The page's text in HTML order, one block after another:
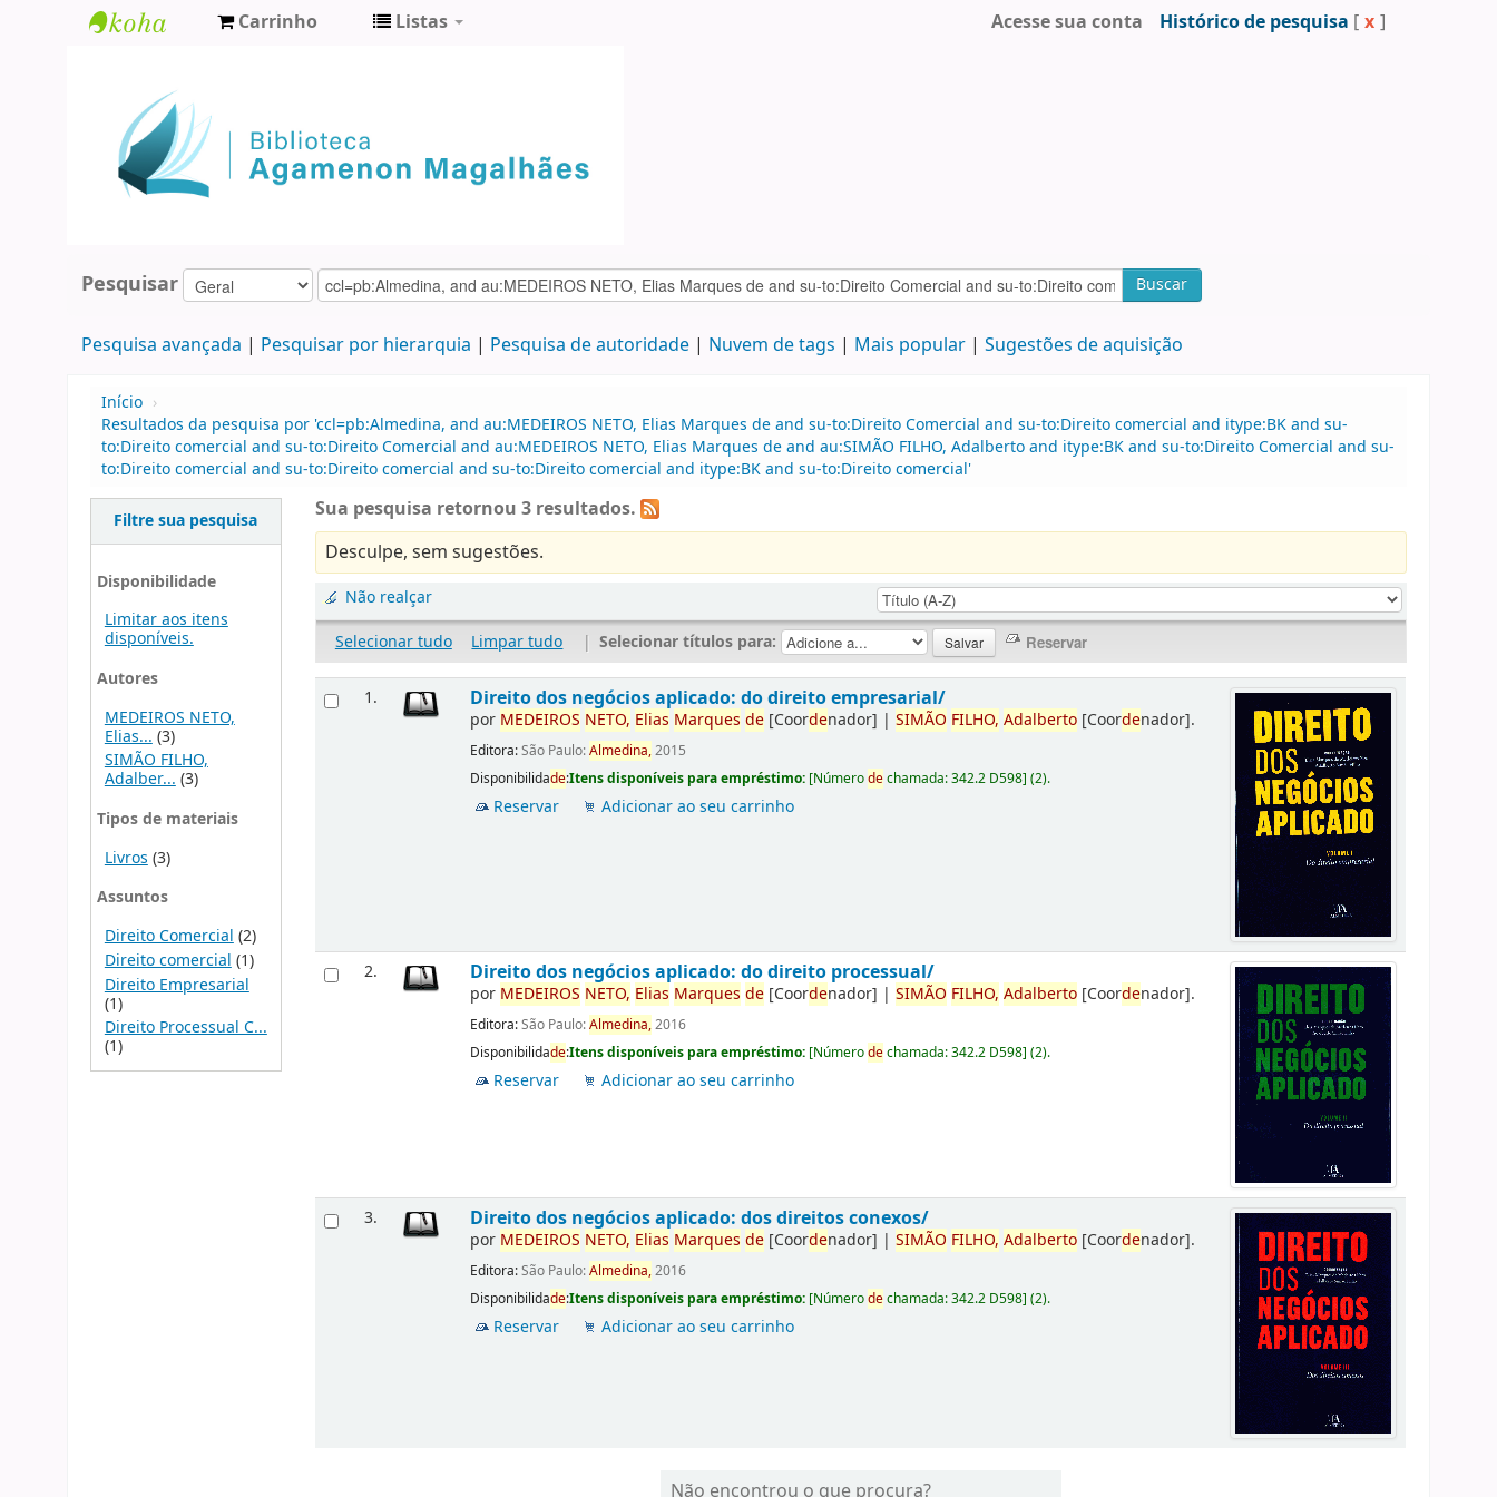
Agamenon
Magalhães
Carrinho Listas Acesse sua conta Histórico de pesquisa [ x ]
Pesquisar Buscar
Pesquisa avançada Pesquisar por hierarquia Pesquisa de autoridade Nuvem de tags Mais popular Sugestões de aquisição
Início ›
Resultados da pesquisa por 'ccl=pb:Almedina, and au:MEDEIROS NETO, Elias Marques de and su-to:Direito Comercial and su-to:Direito comercial and itype:BK and su-
to:Direito comercial and su-to:Direito Comercial and au:MEDEIROS NETO, Elias Marques de and au:SIMÃO FILHO, Adalberto and itype:BK and su-to:Direito Comercial and su-
to:Direito comercial and su-to:Direito comercial and su-to:Direito comercial and itype:BK and su-to:Direito comercial'
Filtre sua pesquisa
Disponibilidade
Limitar aos itens
disponíveis.
Autores
MEDEIROS NETO,
Elias... (3)
SIMÃO FILHO,
Adalber...(3)
Tipos de materiais
Livros (3)
Assuntos
Direito Comercial (2)
Direito comercial (1)
Direito Empresarial
(1)
Direito Processual C...
(1)
Sua pesquisa retornou 3 resultados.
Desculpe, sem sugestões.
Não realçar
Selecionar tudo
Limpar tudo | Selecionar títulos para:
1. Direito dos negócios aplicado: do direito empresarial/
por MEDEIROS NETO, Elias Marques de [Coordenador] |SIMÃO FILHO, Adalberto [Coordenador].
Editora:São Paulo:Almedina,2015
Disponibilidade:Itens disponíveis para empréstimo: [Númerodechamada:342.2 D598](2).
Reservar Adicionar ao seu carrinho
2. Direito dos negócios aplicado: do direito processual/
por MEDEIROS NETO, Elias Marques de [Coordenador] |SIMÃO FILHO, Adalberto [Coordenador].
Editora:São Paulo:Almedina,2016
Disponibilidade:Itens disponíveis para empréstimo: [Númerodechamada:342.2 D598](2).
Reservar Adicionar ao seu carrinho
3. Direito dos negócios aplicado: dos direitos conexos/
por MEDEIROS NETO, Elias Marques de [Coordenador] |SIMÃO FILHO, Adalberto [Coordenador].
Editora:São Paulo:Almedina,2016
Disponibilidade:Itens disponíveis para empréstimo: [Númerodechamada:342.2 D598](2).
Reservar Adicionar ao seu carrinho